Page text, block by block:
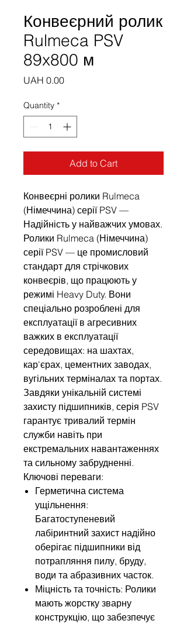
Конвеєрний ролик
Rulmeca PSV
89x800 м
UAH 0.00Price
Quantity *
Add to Cart
Конвеєрні ролики Rulmeca
(Німеччина) серії PSV —
Надійність у найважчих умовах.
Ролики Rulmeca (Німеччина)
серії PSV — це промисловий
стандарт для стрічкових
конвеєрів, що працюють у
режимі Heavy Duty. Вони
спеціально розроблені для
експлуатації в агресивних
важких в експлуатації
середовищах: на шахтах,
кар'єрах, цементних заводах,
вугільних терміналах та портах.
Завдяки унікальній системі
захисту підшипників, серія PSV
гарантує тривалий термін
служби навіть при
екстремальних навантаженнях
та сильному забрудненні.
Ключові переваги:
Герметична система
ущільнення:
Багатоступеневий
лабіринтний захист надійно
оберігає підшипники від
потрапляння пилу, бруду,
води та абразивних часток.
Міцність та точність: Ролики
мають жорстку зварну
конструкцію, що забезпечує